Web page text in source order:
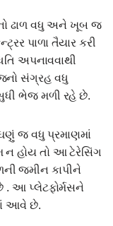
ઢાળ વધુ અને ખૂબ જ
પાળા તૈયાર કરી
અપનાવવાથી
સંગ્રહ વધુ
ભેજ મળી રહે છે.
જ વધુ પ્રમાણમાં
ન હોય તો આ ટેરેસિંગ
જમીન કાપીને
. આ પ્લેટફોર્મસને
આવે છે.